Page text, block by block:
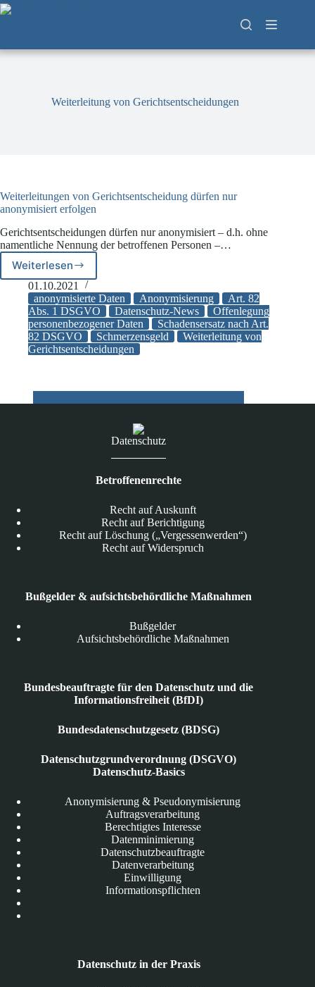
Zum
Inhalt
Weiterleitung von Gerichtsentscheidungen
Weiterleitungen von Gerichtsentscheidung dürfen nur
anonymisiert erfolgen
Gerichtsentscheidungen dürfen nur anonymisiert – d.h. ohne
namentliche Nennung der betroffenen Personen –…
WeiterlesenWeiterleitungen
von
Gerichtsentscheidung
dürfen
nur
anonymisiert
erfolgen
01.10.2021
anonymisierte Daten
Anonymisierung
Art. 82
Abs. 1 DSGVO
Datenschutz-News
Offenlegung
personenbezogener Daten
Schadensersatz nach Art.
82 DSGVO
Schmerzensgeld
Weiterleitung von
Gerichtsentscheidungen
Datenschutz
Betroffenenrechte
Recht auf Auskunft
Recht auf Berichtigung
Recht auf Löschung („Vergessenwerden“)
Recht auf Widerspruch
Bußgelder & aufsichtsbehördliche Maßnahmen
Bußgelder
Aufsichtsbehördliche Maßnahmen
Bundesbeauftragte für den Datenschutz und die
Informationsfreiheit (BfDI)
Bundesdatenschutzgesetz (BDSG)
Datenschutzgrundverordnung (DSGVO)
Datenschutz-Basics
Anonymisierung & Pseudonymisierung
Auftragsverarbeitung
Berechtigtes Interesse
Datenminimierung
Datenschutzbeauftragte
Datenverarbeitung
Einwilligung
Informationspflichten
Datenschutz in der Praxis